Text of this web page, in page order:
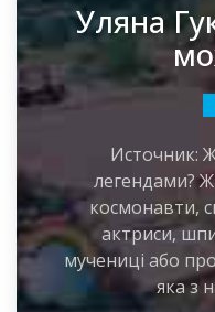
Уляна
Источник:
легендами?
космонавти,
актриси,
мучениці або
яка з